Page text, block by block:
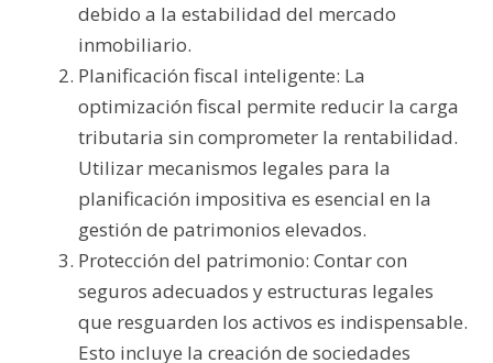
debido a la estabilidad del mercado
inmobiliario.
Planificación fiscal inteligente: La
optimización fiscal permite reducir la carga
tributaria sin comprometer la rentabilidad.
Utilizar mecanismos legales para la
planificación impositiva es esencial en la
gestión de patrimonios elevados.
Protección del patrimonio: Contar con
seguros adecuados y estructuras legales
que resguarden los activos es indispensable.
Esto incluye la creación de sociedades